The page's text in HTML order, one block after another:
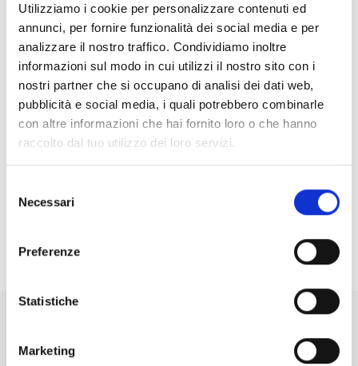
Utilizziamo i cookie per personalizzare contenuti ed
annunci, per fornire funzionalità dei social media e per
analizzare il nostro traffico. Condividiamo inoltre
informazioni sul modo in cui utilizzi il nostro sito con i
nostri partner che si occupano di analisi dei dati web,
pubblicità e social media, i quali potrebbero combinarle
con altre informazioni che hai fornito loro o che hanno
raccolto dal tuo utilizzo dei loro servizi.
delNecessari
Preferenze
Statistiche
Marketing
Visualizza e scarica il PDF
Informativa sulla privacy: soci
Visualizza e scarica il PDF
Visualizza e scarica il PDF